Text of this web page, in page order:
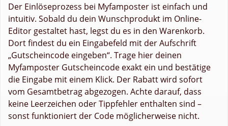
Der Einlöseprozess bei Myfamposter ist einfach und
intuitiv. Sobald du dein Wunschprodukt im Online-
Editor gestaltet hast, legst du es in den Warenkorb.
Dort findest du ein Eingabefeld mit der Aufschrift
„Gutscheincode eingeben“. Trage hier deinen
Myfamposter Gutscheincode exakt ein und bestätige
die Eingabe mit einem Klick. Der Rabatt wird sofort
vom Gesamtbetrag abgezogen. Achte darauf, dass
keine Leerzeichen oder Tippfehler enthalten sind –
sonst funktioniert der Code möglicherweise nicht.